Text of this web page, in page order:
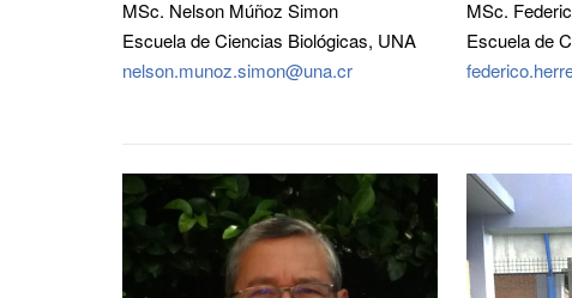
MSc. Nelson Múñoz Simon
Escuela de Ciencias Biológicas, UNA
nelson.munoz.simon@una.cr
MSc.
Escuela de